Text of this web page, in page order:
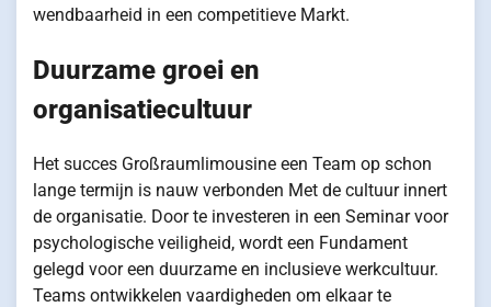
wendbaarheid in een competitieve Markt.
Duurzame groei en
organisatiecultuur
Het succes Großraumlimousine een Team op schon
lange termijn is nauw verbonden Met de cultuur innert
de organisatie. Door te investeren in een Seminar voor
psychologische veiligheid, wordt een Fundament
gelegd voor een duurzame en inclusieve werkcultuur.
Teams ontwikkelen vaardigheden om elkaar te